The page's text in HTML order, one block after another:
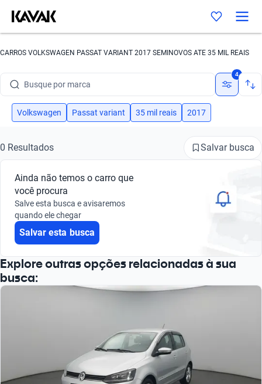
CARROS VOLKSWAGEN PASSAT VARIANT 2017 SEMINOVOS ATE 35 MIL REAIS
Busque por modelo
Busque por versão
Busque por ano
Busque por modelo
Busque por versão
4
Volkswagen Passat variant 35 mil reais 2017
0 Resultados Salvar busca
Ainda não temos o carro que
você procura
Salve esta busca e avisaremos
quando ele chegar
Salvar esta busca
Explore outras opções relacionadas à sua
busca: